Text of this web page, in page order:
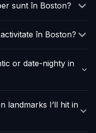
sunt în Boston?
în Boston?
or date-nighty in
landmarks I’ll hit in